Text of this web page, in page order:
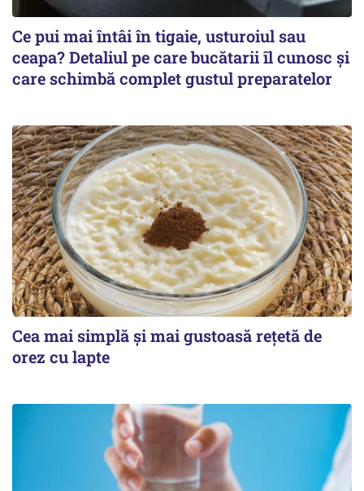
Ce pui mai întâi în tigaie, usturoiul sau
ceapa? Detaliul pe care bucătarii îl cunosc și
care schimbă complet gustul preparatelor
Cea mai simplă și mai gustoasă rețetă de
orez cu lapte